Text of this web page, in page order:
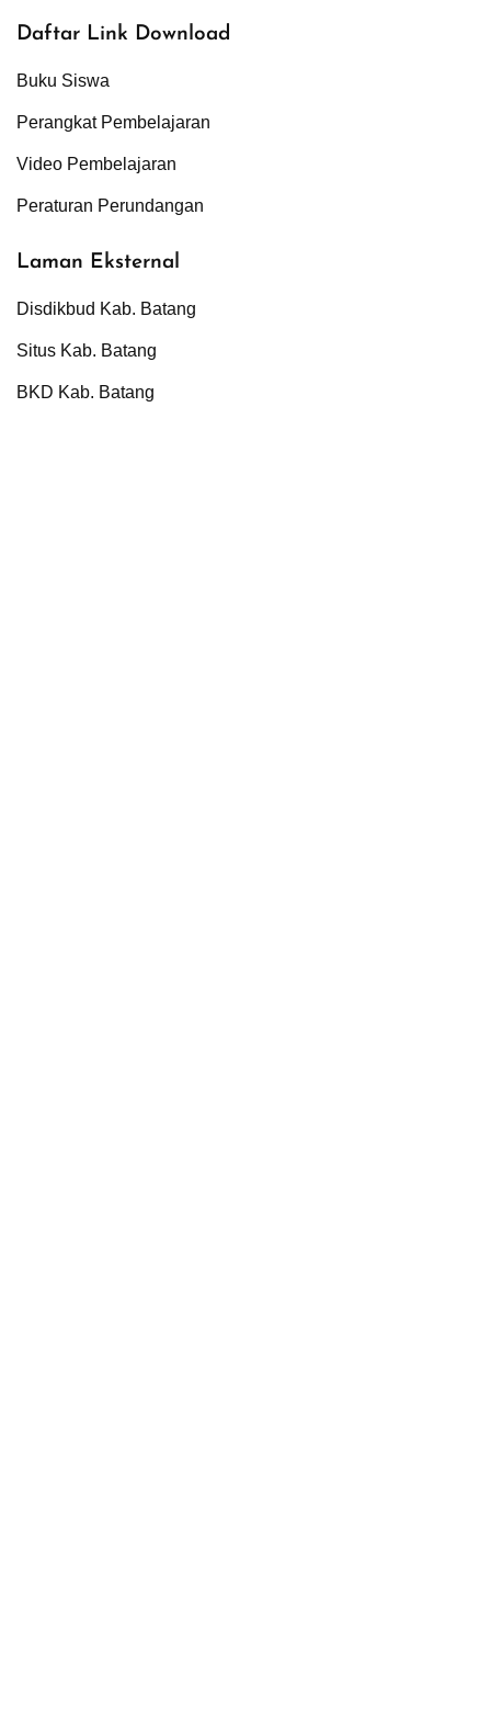
Daftar Link Download
Buku Siswa
Perangkat Pembelajaran
Video Pembelajaran
Peraturan Perundangan
Laman Eksternal
Disdikbud Kab. Batang
Situs Kab. Batang
BKD Kab. Batang